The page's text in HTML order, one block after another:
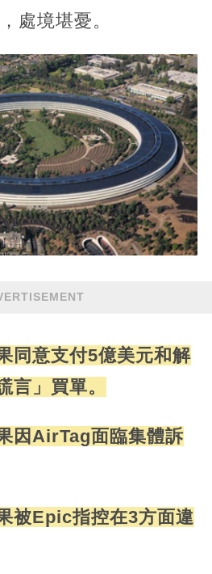
處境堪憂。
同意支付5億美元和解
言」買單。
因AirTag面臨集體訴
被Epic指控在3方面違